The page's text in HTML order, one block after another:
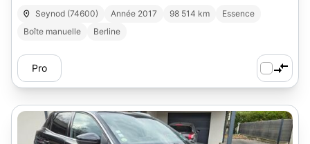
Seynod (74600) Année 2017 98 514 km
Essence
Boîte manuelle
Berline
Pro